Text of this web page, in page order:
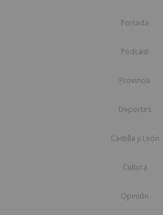
Portada
Podcast
Provincia
Deportes
Castilla y León
Cultura
Opinión